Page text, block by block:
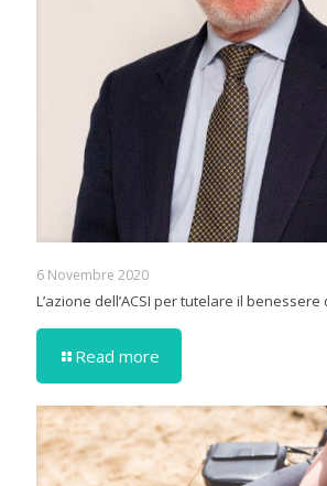
6 Novembre 2020
L’azione dell’ACSI per tutelare il
Read more